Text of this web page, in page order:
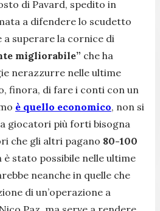
di Pavard, spedito in
a difendere lo scudetto
superare la cornice di
migliorabile” che ha
nerazzurre nelle ultime
finora, di fare i conti con un
è quello economico, non si
giocatori più forti bisogna
che gli altri pagano 80-100
è stato possibile nelle ultime
neanche in quelle che
di un’operazione a